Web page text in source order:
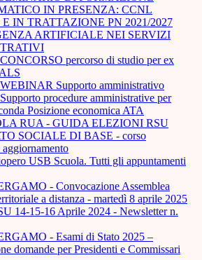
IN PRESENZA: CCNL
IN TRATTAZIONE PN 2021/2027
ARTIFICIALE NEI SERVIZI
percorso di studio per ex
Supporto amministrativo
procedure amministrative per
Posizione economica ATA
RUA - GUIDA ELEZIONI RSU
SOCIALE DI BASE - corso
USB Scuola. Tutti gli appuntamenti
- Convocazione Assemblea
a distanza - martedì 8 aprile 2025
14-15-16 Aprile 2024 - Newsletter n.
- Esami di Stato 2025 –
domande per Presidenti e Commissari